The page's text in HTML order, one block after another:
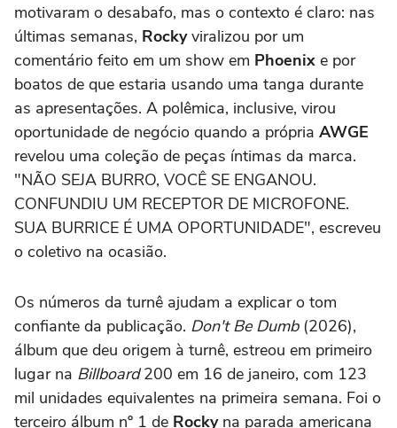
motivaram o desabafo, mas o contexto é claro: nas
últimas semanas, Rockyviralizou por um
comentário feito em um show em Phoenix e por
boatos de que estaria usando uma tanga durante
as apresentações. A polêmica, inclusive, virou
oportunidade de negócio quando a própria AWGE
revelou uma coleção de peças íntimas da marca.
"NÃO SEJA BURRO, VOCÊ SE ENGANOU.
CONFUNDIU UM RECEPTOR DE MICROFONE.
SUA BURRICE É UMA OPORTUNIDADE", escreveu
o coletivo na ocasião.
Os números da turnê ajudam a explicar o tom
confiante da publicação. Don't Be Dumb(2026),
álbum que deu origem à turnê, estreou em primeiro
lugar na Billboard200 em 16 de janeiro, com 123
mil unidades equivalentes na primeira semana. Foi o
terceiro álbum nº 1 de Rockyna parada americana